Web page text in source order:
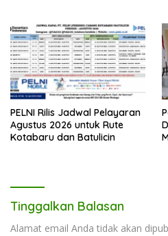
PELNI Rilis Jadwal Pelayaran
Agustus 2026 untuk Rute
Kotabaru dan Batulicin
Tinggalkan Balasan
Alamat email Anda tidak akan